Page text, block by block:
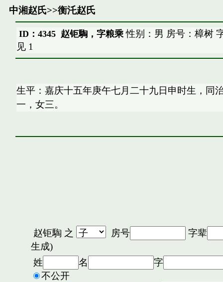
中湘赵氏>>衡汑赵氏
ID：4345 赵钜騊，字粮乘性别：男 房号：樟树
见 1
生平：嘉庆十五年庚午七月二十九日申时生，同
一，女三。
赵钜騊 之 房号
字辈
生成)
姓
名
字
不公开